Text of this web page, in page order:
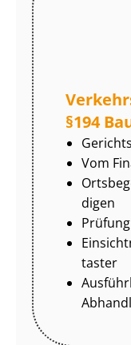
§194
Vom
di­gen
tas­ter